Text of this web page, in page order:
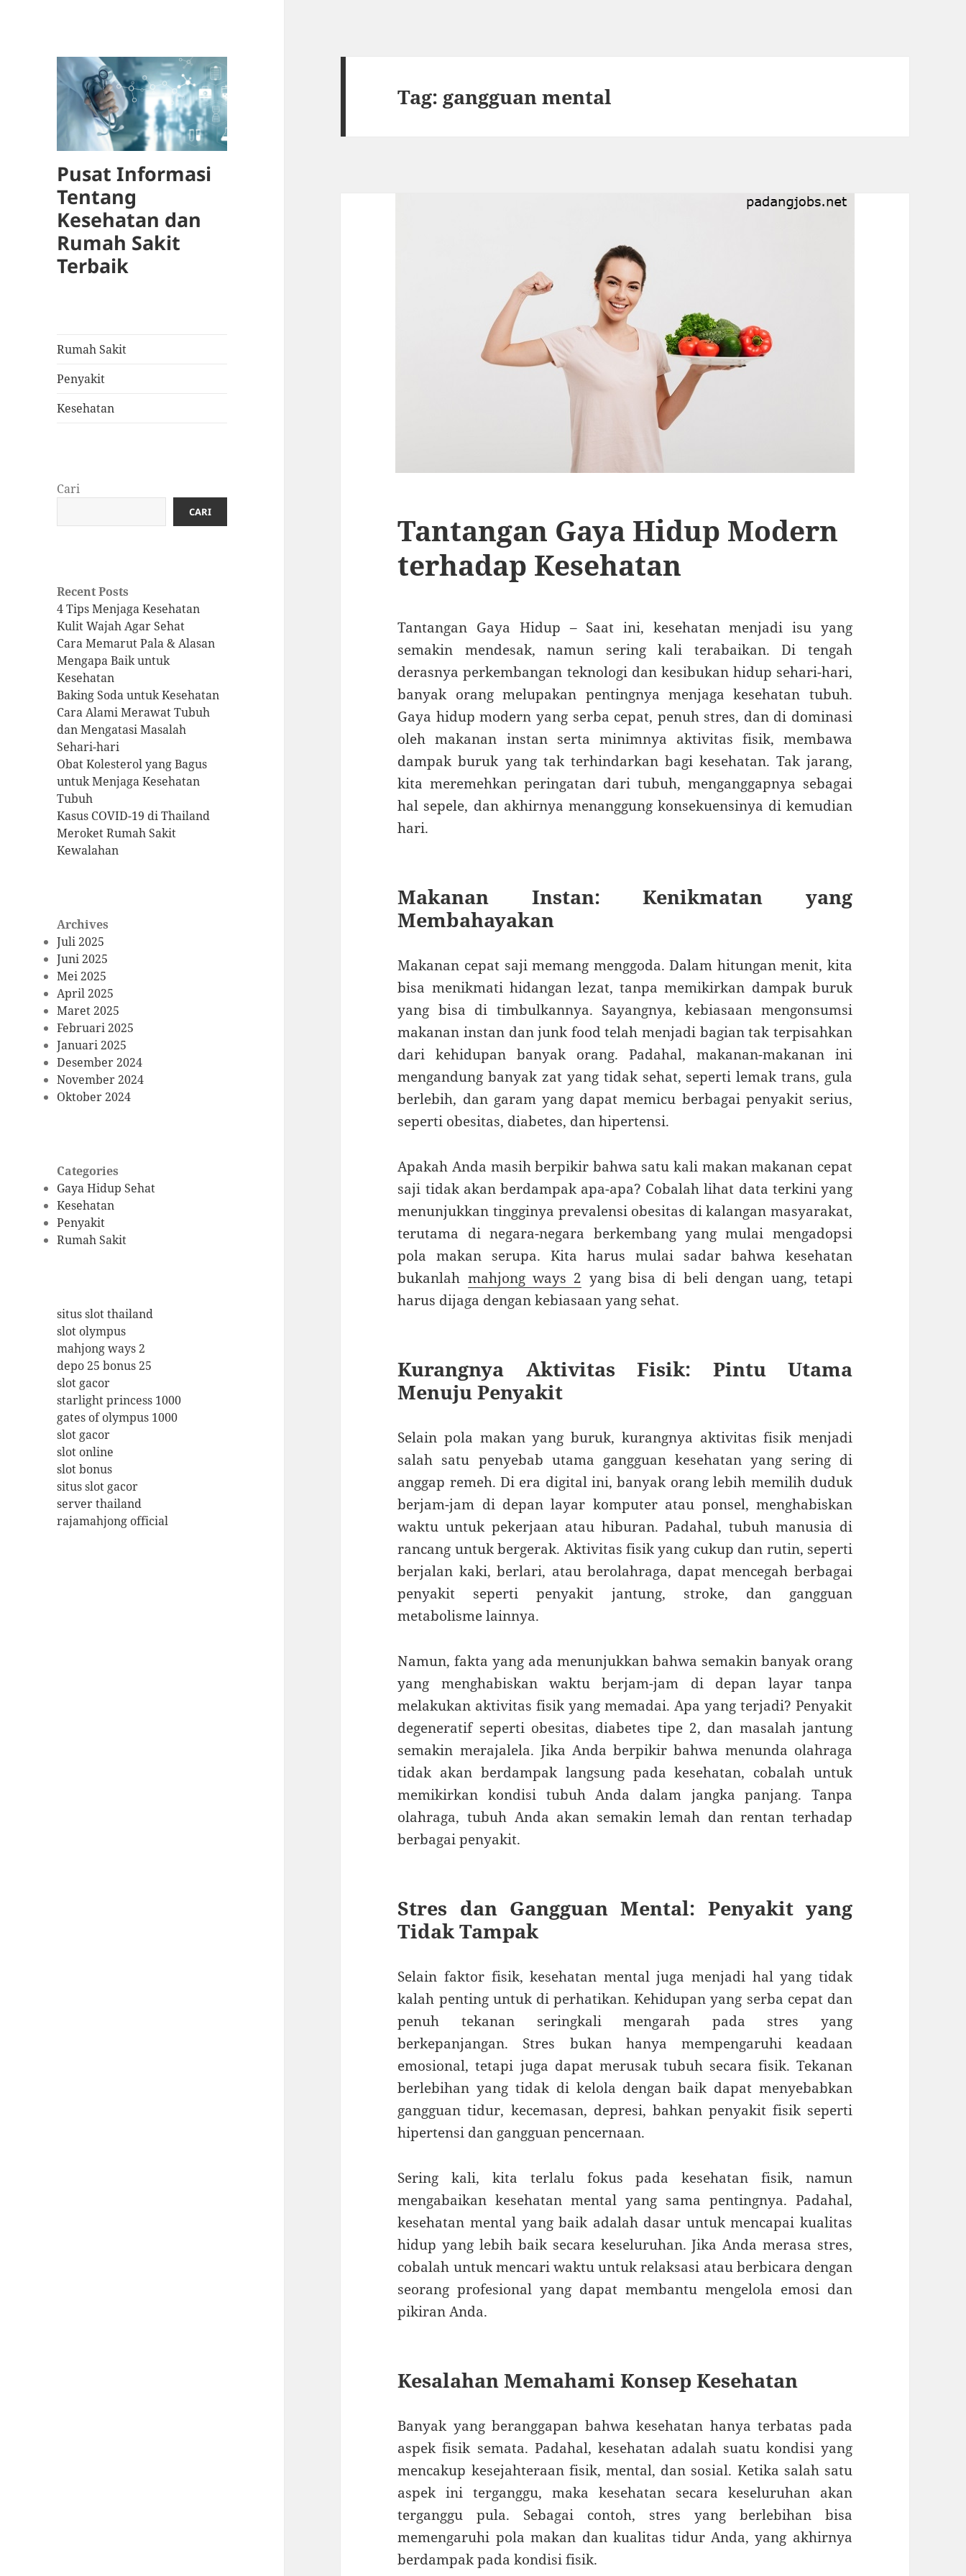
Pusat Informasi
Tentang
Kesehatan dan
Rumah Sakit
Terbaik
Rumah Sakit
Penyakit
Kesehatan
Cari
CARI
Recent Posts
4 Tips Menjaga Kesehatan
Kulit Wajah Agar Sehat
Cara Memarut Pala & Alasan
Mengapa Baik untuk
Kesehatan
Baking Soda untuk Kesehatan
Cara Alami Merawat Tubuh
dan Mengatasi Masalah
Sehari-hari
Obat Kolesterol yang Bagus
untuk Menjaga Kesehatan
Tubuh
Kasus COVID-19 di Thailand
Meroket Rumah Sakit
Kewalahan
Archives
Juli 2025
Juni 2025
Mei 2025
April 2025
Maret 2025
Februari 2025
Januari 2025
Desember 2024
November 2024
Oktober 2024
Categories
Gaya Hidup Sehat
Kesehatan
Penyakit
Rumah Sakit
situs slot thailand
slot olympus
mahjong ways 2
depo 25 bonus 25
slot gacor
starlight princess 1000
gates of olympus 1000
slot gacor
slot online
slot bonus
situs slot gacor
server thailand
rajamahjong official
Tag: gangguan mental
Tantangan Gaya Hidup Modern
terhadap Kesehatan
Tantangan Gaya Hidup – Saat ini, kesehatan menjadi isu yang
semakin mendesak, namun sering kali terabaikan. Di tengah
derasnya perkembangan teknologi dan kesibukan hidup sehari-hari,
banyak orang melupakan pentingnya menjaga kesehatan tubuh.
Gaya hidup modern yang serba cepat, penuh stres, dan di dominasi
oleh makanan instan serta minimnya aktivitas fisik, membawa
dampak buruk yang tak terhindarkan bagi kesehatan. Tak jarang,
kita meremehkan peringatan dari tubuh, menganggapnya sebagai
hal sepele, dan akhirnya menanggung konsekuensinya di kemudian
hari.
Makanan Instan: Kenikmatan yang
Membahayakan
Makanan cepat saji memang menggoda. Dalam hitungan menit, kita
bisa menikmati hidangan lezat, tanpa memikirkan dampak buruk
yang bisa di timbulkannya. Sayangnya, kebiasaan mengonsumsi
makanan instan dan junk food telah menjadi bagian tak terpisahkan
dari kehidupan banyak orang. Padahal, makanan-makanan ini
mengandung banyak zat yang tidak sehat, seperti lemak trans, gula
berlebih, dan garam yang dapat memicu berbagai penyakit serius,
seperti obesitas, diabetes, dan hipertensi.
Apakah Anda masih berpikir bahwa satu kali makan makanan cepat
saji tidak akan berdampak apa-apa? Cobalah lihat data terkini yang
menunjukkan tingginya prevalensi obesitas di kalangan masyarakat,
terutama di negara-negara berkembang yang mulai mengadopsi
pola makan serupa. Kita harus mulai sadar bahwa kesehatan
bukanlah mahjong ways 2 yang bisa di beli dengan uang, tetapi
harus dijaga dengan kebiasaan yang sehat.
Kurangnya Aktivitas Fisik: Pintu Utama
Menuju Penyakit
Selain pola makan yang buruk, kurangnya aktivitas fisik menjadi
salah satu penyebab utama gangguan kesehatan yang sering di
anggap remeh. Di era digital ini, banyak orang lebih memilih duduk
berjam-jam di depan layar komputer atau ponsel, menghabiskan
waktu untuk pekerjaan atau hiburan. Padahal, tubuh manusia di
rancang untuk bergerak. Aktivitas fisik yang cukup dan rutin, seperti
berjalan kaki, berlari, atau berolahraga, dapat mencegah berbagai
penyakit seperti penyakit jantung, stroke, dan gangguan
metabolisme lainnya.
Namun, fakta yang ada menunjukkan bahwa semakin banyak orang
yang menghabiskan waktu berjam-jam di depan layar tanpa
melakukan aktivitas fisik yang memadai. Apa yang terjadi? Penyakit
degeneratif seperti obesitas, diabetes tipe 2, dan masalah jantung
semakin merajalela. Jika Anda berpikir bahwa menunda olahraga
tidak akan berdampak langsung pada kesehatan, cobalah untuk
memikirkan kondisi tubuh Anda dalam jangka panjang. Tanpa
olahraga, tubuh Anda akan semakin lemah dan rentan terhadap
berbagai penyakit.
Stres dan Gangguan Mental: Penyakit yang
Tidak Tampak
Selain faktor fisik, kesehatan mental juga menjadi hal yang tidak
kalah penting untuk di perhatikan. Kehidupan yang serba cepat dan
penuh tekanan seringkali mengarah pada stres yang
berkepanjangan. Stres bukan hanya mempengaruhi keadaan
emosional, tetapi juga dapat merusak tubuh secara fisik. Tekanan
berlebihan yang tidak di kelola dengan baik dapat menyebabkan
gangguan tidur, kecemasan, depresi, bahkan penyakit fisik seperti
hipertensi dan gangguan pencernaan.
Sering kali, kita terlalu fokus pada kesehatan fisik, namun
mengabaikan kesehatan mental yang sama pentingnya. Padahal,
kesehatan mental yang baik adalah dasar untuk mencapai kualitas
hidup yang lebih baik secara keseluruhan. Jika Anda merasa stres,
cobalah untuk mencari waktu untuk relaksasi atau berbicara dengan
seorang profesional yang dapat membantu mengelola emosi dan
pikiran Anda.
Kesalahan Memahami Konsep Kesehatan
Banyak yang beranggapan bahwa kesehatan hanya terbatas pada
aspek fisik semata. Padahal, kesehatan adalah suatu kondisi yang
mencakup kesejahteraan fisik, mental, dan sosial. Ketika salah satu
aspek ini terganggu, maka kesehatan secara keseluruhan akan
terganggu pula. Sebagai contoh, stres yang berlebihan bisa
memengaruhi pola makan dan kualitas tidur Anda, yang akhirnya
berdampak pada kondisi fisik.